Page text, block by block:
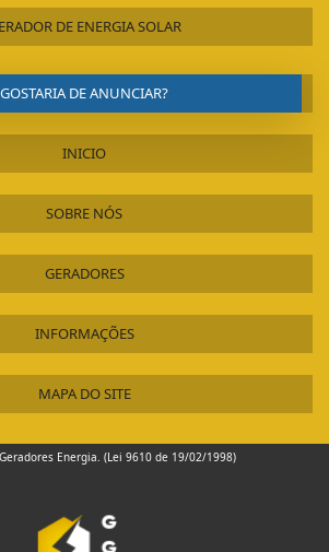
DE ENERGIA SOLAR
GOSTARIA DE ANUNCIAR?
INICIO
SOBRE NÓS
GERADORES
INFORMAÇÕES
MAPA DO SITE
Energia. (Lei 9610 de 19/02/1998)